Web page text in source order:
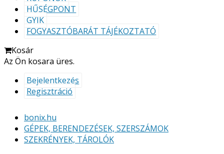
HŰSÉGPONT
GYIK
FOGYASZTÓBARÁT TÁJÉKOZTATÓ
Kosár
Az Ön kosara üres.
Bejelentkezés
Regisztráció
bonix.hu
GÉPEK, BERENDEZÉSEK, SZERSZÁMOK
SZEKRÉNYEK, TÁROLÓK